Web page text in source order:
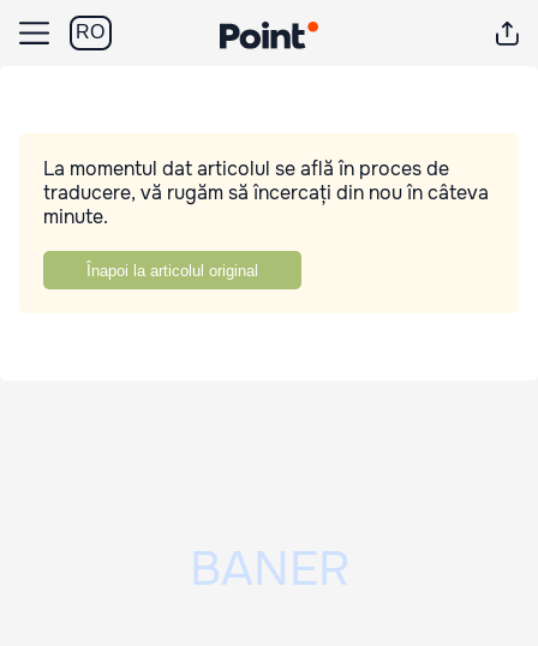
RO
La momentul dat articolul se află în proces de
traducere, vă rugăm să încercați din nou în câteva
minute.
Înapoi la articolul original